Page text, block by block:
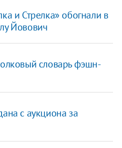
и Стрелка» обогнали в
Йовович
словарь фэшн-
с аукциона за